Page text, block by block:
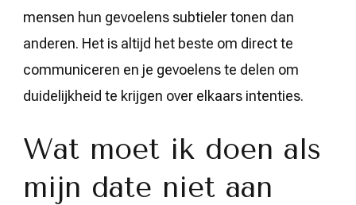
mensen hun gevoelens subtieler tonen dan
anderen. Het is altijd het beste om direct te
communiceren en je gevoelens te delen om
duidelijkheid te krijgen over elkaars intenties.
Wat moet ik doen als
mijn date niet aan